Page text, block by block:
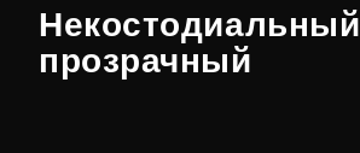
прозрачный